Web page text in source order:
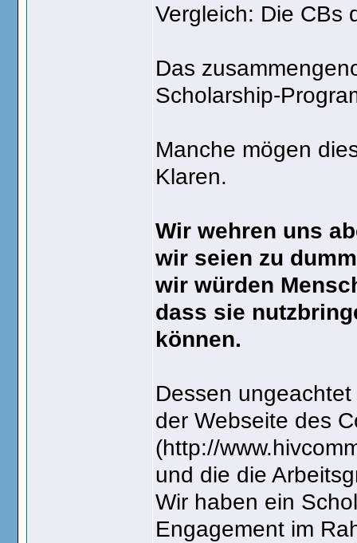
Vergleich: Die CBs
Das
Scholarship-
Manche mögen
Klaren.
Wir wehren uns
wir seien zu
wir würden
dass sie
können.
Dessen
der Webseite des
(http://
und die die
Wir haben ein
Engagement im